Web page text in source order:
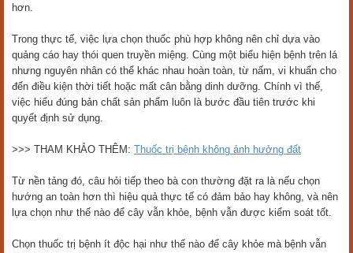
hơn.
Trong thực tế, việc lựa chọn thuốc phù hợp không nên chỉ dựa vào
quảng cáo hay thói quen truyền miệng. Cùng một biểu hiện bệnh trên lá
nhưng nguyên nhân có thể khác nhau hoàn toàn, từ nấm, vi khuẩn cho
đến điều kiện thời tiết hoặc mất cân bằng dinh dưỡng. Chính vì thế,
việc hiểu đúng bản chất sản phẩm luôn là bước đầu tiên trước khi
quyết định sử dụng.
>>> THAM KHẢO THÊM: Thuốc trị bệnh không ảnh hưởng đất
Từ nền tảng đó, câu hỏi tiếp theo bà con thường đặt ra là nếu chọn
hướng an toàn hơn thì hiệu quả thực tế có đảm bảo hay không, và nên
lựa chọn như thế nào để cây vẫn khỏe, bệnh vẫn được kiểm soát tốt.
Chọn thuốc trị bệnh ít độc hại như thế nào để cây khỏe mà bệnh vẫn